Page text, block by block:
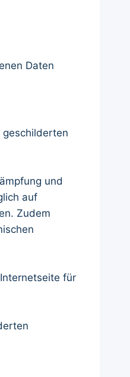
Daten
geschilderten
und
auf
Zudem
für